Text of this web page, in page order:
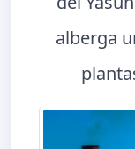
alberga